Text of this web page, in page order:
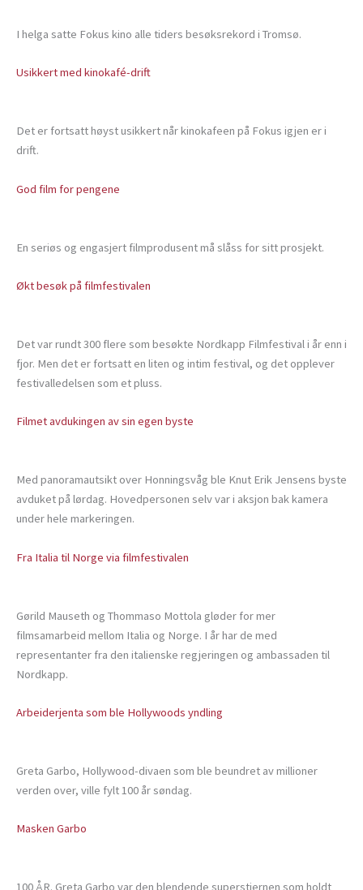
I helga satte Fokus kino alle tiders besøksrekord i Tromsø.
Usikkert med kinokafé-drift
Det er fortsatt høyst usikkert når kinokafeen på Fokus igjen er i
drift.
God film for pengene
En seriøs og engasjert filmprodusent må slåss for sitt prosjekt.
Økt besøk på filmfestivalen
Det var rundt 300 flere som besøkte Nordkapp Filmfestival i år enn i
fjor. Men det er fortsatt en liten og intim festival, og det opplever
festivalledelsen som et pluss.
Filmet avdukingen av sin egen byste
Med panoramautsikt over Honningsvåg ble Knut Erik Jensens byste
avduket på lørdag. Hovedpersonen selv var i aksjon bak kamera
under hele markeringen.
Fra Italia til Norge via filmfestivalen
Gørild Mauseth og Thommaso Mottola gløder for mer
filmsamarbeid mellom Italia og Norge. I år har de med
representanter fra den italienske regjeringen og ambassaden til
Nordkapp.
Arbeiderjenta som ble Hollywoods yndling
Greta Garbo, Hollywood-divaen som ble beundret av millioner
verden over, ville fylt 100 år søndag.
Masken Garbo
100 ÅR. Greta Garbo var den blendende superstjernen som holdt